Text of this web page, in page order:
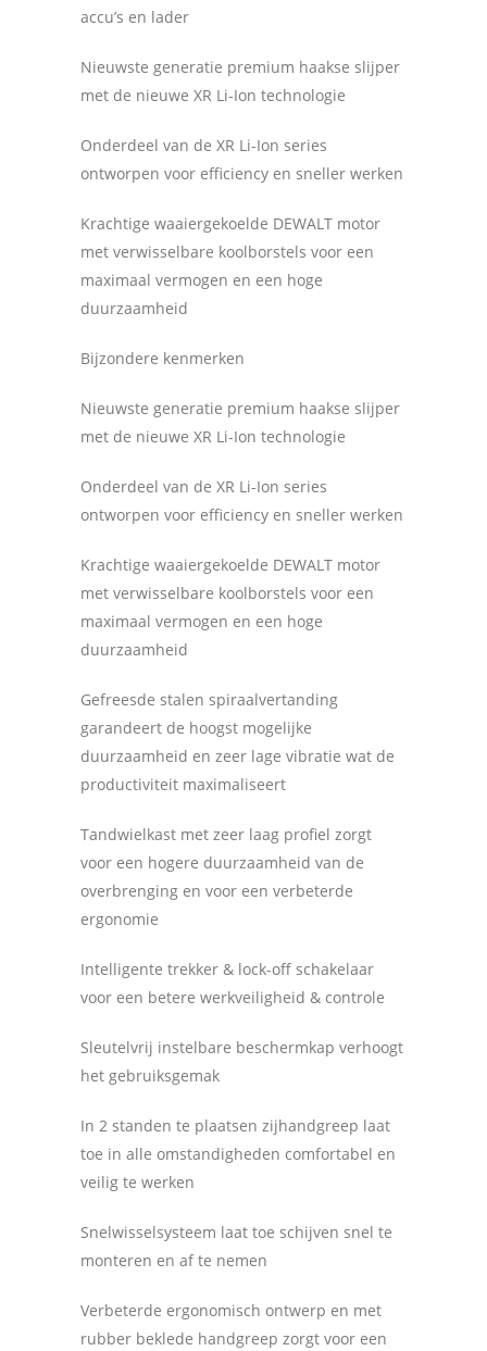
accu’s en lader
Nieuwste generatie premium haakse slijper
met de nieuwe XR Li-Ion technologie
Onderdeel van de XR Li-Ion series
ontworpen voor efficiency en sneller werken
Krachtige waaiergekoelde DEWALT motor
met verwisselbare koolborstels voor een
maximaal vermogen en een hoge
duurzaamheid
Bijzondere kenmerken
Nieuwste generatie premium haakse slijper
met de nieuwe XR Li-Ion technologie
Onderdeel van de XR Li-Ion series
ontworpen voor efficiency en sneller werken
Krachtige waaiergekoelde DEWALT motor
met verwisselbare koolborstels voor een
maximaal vermogen en een hoge
duurzaamheid
Gefreesde stalen spiraalvertanding
garandeert de hoogst mogelijke
duurzaamheid en zeer lage vibratie wat de
productiviteit maximaliseert
Tandwielkast met zeer laag profiel zorgt
voor een hogere duurzaamheid van de
overbrenging en voor een verbeterde
ergonomie
Intelligente trekker & lock-off schakelaar
voor een betere werkveiligheid & controle
Sleutelvrij instelbare beschermkap verhoogt
het gebruiksgemak
In 2 standen te plaatsen zijhandgreep laat
toe in alle omstandigheden comfortabel en
veilig te werken
Snelwisselsysteem laat toe schijven snel te
monteren en af te nemen
Verbeterde ergonomisch ontwerp en met
rubber beklede handgreep zorgt voor een